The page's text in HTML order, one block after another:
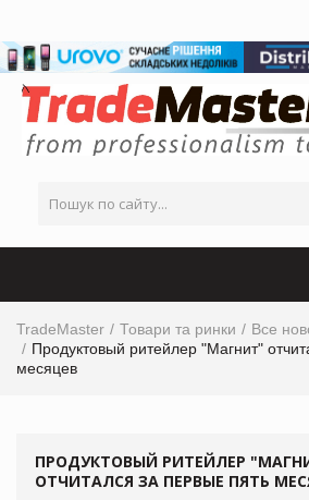
TradeMaster Товари та ринки
Все
Продуктовый ритейлер "Магнит"
месяцев
ПРОДУКТОВЫЙ РИТЕЙЛЕР
ОТЧИТАЛСЯ ЗА ПЕРВЫЕ ПЯТЬ